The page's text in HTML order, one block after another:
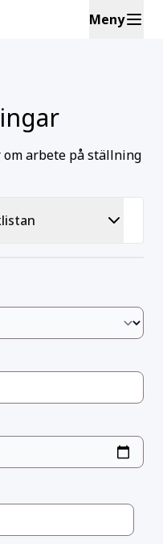
Meny
arbete på ställning